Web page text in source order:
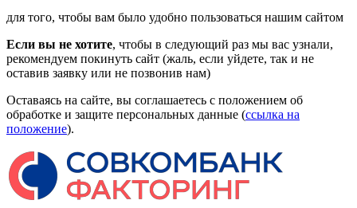
для того, чтобы вам было удобно пользоваться нашим сайтом
Если вы не хотите, чтобы в следующий раз мы вас узнали,
рекомендуем покинуть сайт (жаль, если уйдете, так и не
оставив заявку или не позвонив нам)
Оставаясь на сайте, вы соглашаетесь с положением об
обработке и защите персональных данные (ссылка на
положение).